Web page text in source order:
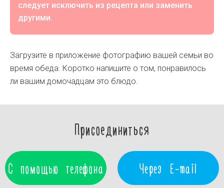
следует исключить из рецепта или заменить
другими.
Загрузите в приложение фотографию вашей семьи во
время обеда. Коротко напишите о том, понравилось
ли вашим домочадцам это блюдо.
Присоединиться
С помощью телефона Через E-mail